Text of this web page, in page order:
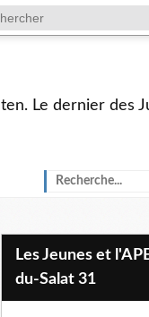
Le dernier des
Les Jeunes et l'APEAI Mazères-
du-Salat 31